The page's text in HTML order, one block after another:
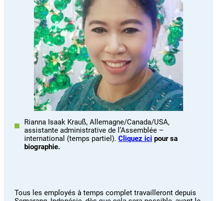
Rianna Isaak Krauß, Allemagne/Canada/USA,
assistante administrative de l’Assemblée –
international (temps partiel).Cliquez ici pour sa
biographie.
Tous les employés à temps complet travailleront depuis